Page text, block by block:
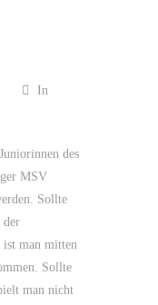
In
des
MSV
Sollte
der
ist man mitten
Sollte
man nicht